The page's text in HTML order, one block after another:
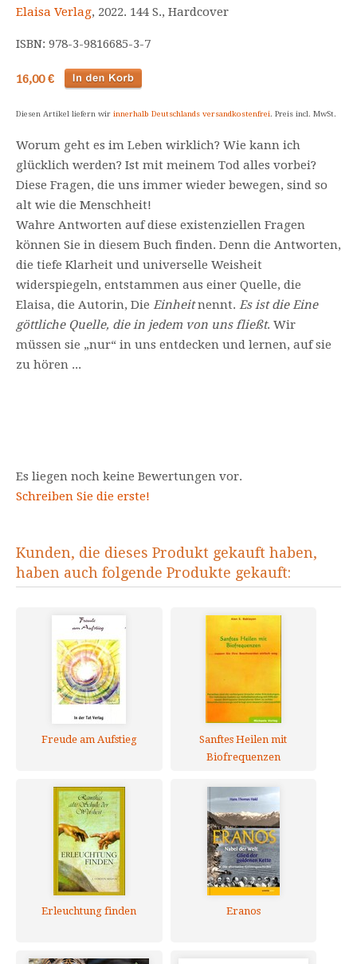
Elaisa Verlag, 2022. 144 S., Hardcover
ISBN: 978-3-9816685-3-7
16,00 €
Diesen Artikel liefern wir innerhalb Deutschlands versandkostenfrei. Preis incl. MwSt.
Worum geht es im Leben wirklich? Wie kann ich
glücklich werden? Ist mit meinem Tod alles vorbei?
Diese Fragen, die uns immer wieder bewegen, sind so
alt wie die Menschheit!
Wahre Antworten auf diese existenziellen Fragen
können Sie in diesem Buch finden. Denn die Antworten,
die tiefe Klarheit und universelle Weisheit
widerspiegeln, entstammen aus einer Quelle, die
Elaisa, die Autorin, Die Einheitnennt. Es ist die Eine
göttliche Quelle, die in jedem von uns fließt. Wir
müssen sie „nur“ in uns entdecken und lernen, auf sie
zu hören ...
Es liegen noch keine Bewertungen vor.
Schreiben Sie die erste!
Kunden, die dieses Produkt gekauft haben,
haben auch folgende Produkte gekauft:
Freude am Aufstieg
Sanftes Heilen mit
Biofrequenzen
Erleuchtung finden Eranos